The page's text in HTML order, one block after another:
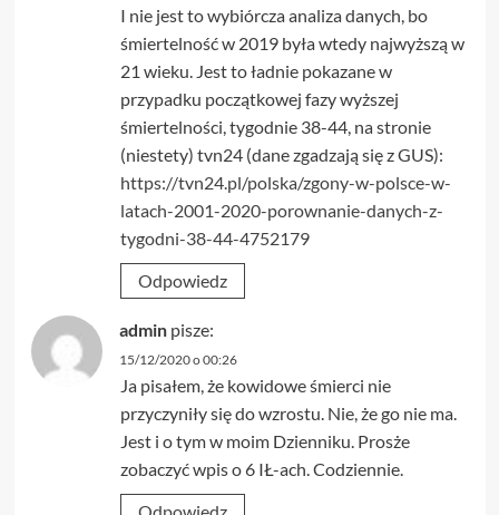
I nie jest to wybiórcza analiza danych, bo
śmiertelność w 2019 była wtedy najwyższą w
21 wieku. Jest to ładnie pokazane w
przypadku początkowej fazy wyższej
śmiertelności, tygodnie 38-44, na stronie
(niestety) tvn24 (dane zgadzają się z GUS):
https://tvn24.pl/polska/zgony-w-polsce-w-
latach-2001-2020-porownanie-danych-z-
tygodni-38-44-4752179
Odpowiedz
admin pisze:
15/12/2020 o 00:26
Ja pisałem, że kowidowe śmierci nie
przyczyniły się do wzrostu. Nie, że go nie ma.
Jest i o tym w moim Dzienniku. Prosże
zobaczyć wpis o 6 IŁ-ach. Codziennie.